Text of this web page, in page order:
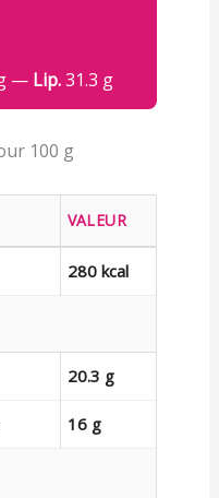
— Lip.31.3 g
100 g
VALEUR
280 kcal
20.3 g
16 g